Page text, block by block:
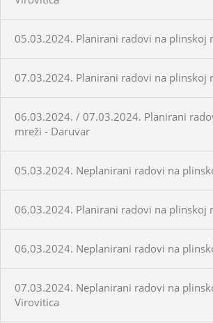
05.03.2024. Planirani radovi na plinskoj
07.03.2024. Planirani radovi na plinskoj
06.03.2024. / 07.03.2024. Planirani
mreži - Daruvar
05.03.2024. Neplanirani radovi na
06.03.2024. Planirani radovi na plinskoj
06.03.2024. Neplanirani radovi na
07.03.2024. Neplanirani radovi na
Virovitica